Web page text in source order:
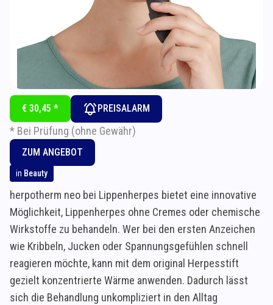
€ 30,45 * PREISALARM
* Bei Prüfung (ohne Gewähr)
ZUM ANGEBOT
in Beauty
herpotherm neo bei Lippenherpes bietet eine innovative
Möglichkeit, Lippenherpes ohne Cremes oder chemische
Wirkstoffe zu behandeln. Wer bei den ersten Anzeichen
wie Kribbeln, Jucken oder Spannungsgefühlen schnell
reagieren möchte, kann mit dem original Herpesstift
gezielt konzentrierte Wärme anwenden. Dadurch lässt
sich die Behandlung unkompliziert in den Alltag